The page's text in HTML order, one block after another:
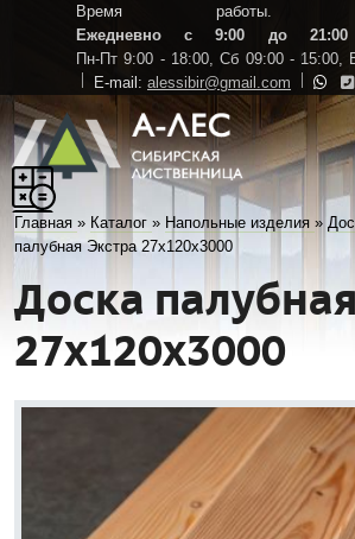
Время работы.
Ежедневно с 9:00 до 21:00
Пн-Пт 9:00 - 18:00, Сб 09:00 - 15:00,
E-mail: alessibir@gmail.com
Главная » Каталог » Напольные изделия »
палубная Экстра 27х120х3000
Доска
27х120х3000